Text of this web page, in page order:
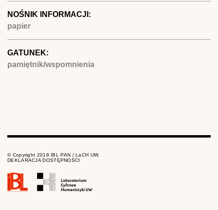
NOŚNIK INFORMACJI:
papier
GATUNEK:
pamiętnik/wspomnienia
© Copyright 2018 IBL PAN / LaCH UW.
DEKLARACJA DOSTĘPNOŚCI